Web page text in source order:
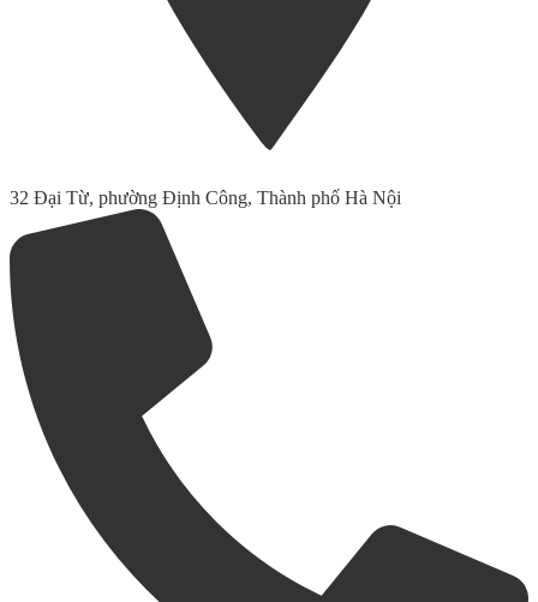
32 Đại Từ, phường Định Công, Thành phố Hà Nội